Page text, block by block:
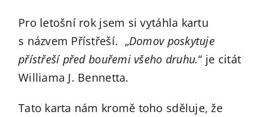
Pro letošní rok jsem si vytáhla kartu
s názvem Přístřeší. „Domov poskytuje
přístřeší před bouřemi všeho druhu.“ je citát
Williama J. Bennetta.
Tato karta nám kromě toho sděluje, že